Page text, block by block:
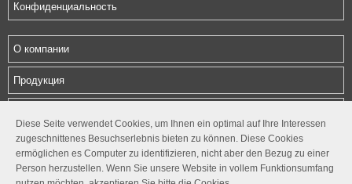
Diese Seite verwendet Cookies, um Ihnen ein optimal auf Ihre Interessen
zugeschnittenes Besuchserlebnis bieten zu können. Diese Cookies
ermöglichen es Computer zu identifizieren, nicht aber den Bezug zu einer
Person herzustellen. Wenn Sie unsere Website in vollem Funktionsumfang
Конфиденциальность
О компании
Продукция
Контакты
Follow us